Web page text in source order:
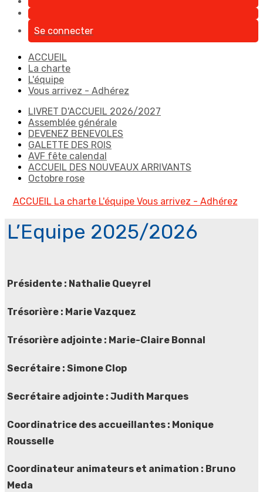
Se connecter
ACCUEIL
La charte
L'équipe
Vous arrivez - Adhérez
LIVRET D'ACCUEIL 2026/2027
Assemblée générale
DEVENEZ BENEVOLES
GALETTE DES ROIS
AVF fête calendal
ACCUEIL DES NOUVEAUX ARRIVANTS
Octobre rose
ACCUEIL La charte L'équipe Vous arrivez - Adhérez
L’Equipe 2025/2026
Présidente : Nathalie Queyrel
Trésorière : Marie Vazquez
Trésorière adjointe : Marie-Claire Bonnal
Secrétaire : Simone Clop
Secrétaire adjointe : Judith Marques
Coordinatrice des accueillantes : Monique
Rousselle
Coordinateur animateurs et animation : Bruno
Meda